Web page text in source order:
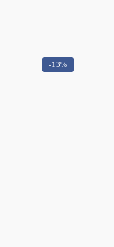
-13%